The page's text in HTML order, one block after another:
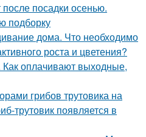
посадки осенью.
подборку
дома. Что необходимо
роста и цветения?
Как оплачивают выходные,
грибов трутовика на
трутовик появляется в